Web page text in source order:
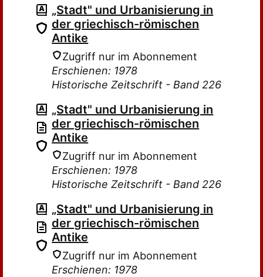
„Stadt" und Urbanisierung in
der griechisch-römischen
Antike
Zugriff nur im Abonnement
Erschienen: 1978
Historische Zeitschrift - Band 226
„Stadt" und Urbanisierung in
der griechisch-römischen
Antike
Zugriff nur im Abonnement
Erschienen: 1978
Historische Zeitschrift - Band 226
„Stadt" und Urbanisierung in
der griechisch-römischen
Antike
Zugriff nur im Abonnement
Erschienen: 1978